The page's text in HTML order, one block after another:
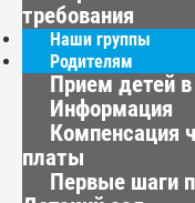
требования
Наши группы
Родителям
Прием детей
Информация
Компенсация
платы
Первые шаги